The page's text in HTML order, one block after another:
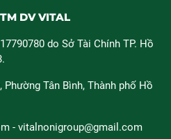
DV VITAL
do Sở Tài Chính TP. Hồ
Phường Tân Bình, Thành phố Hồ
- vitalnonigroup@gmail.com